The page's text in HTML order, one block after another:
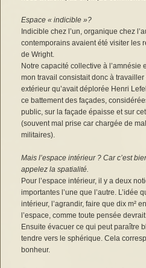
Espace « indicible »?
Indicible chez l’un, organique chez
contemporains avaient été visiter les
de Wright.
Notre capacité collective à l’amnésie
mon travail consistait donc à travailler
extérieur qu’avait déplorée Henri
ce battement des façades,
public, sur la façade épaisse et sur
(souvent mal prise car chargée de
militaires).
Mais l’espace intérieur ? Car c’est
appelez la spatialité.
Pour l’espace intérieur, il y a deux
importantes l’une que l’autre. L’idée
intérieur, l’agrandir, faire que dix m²
l’espace, comme toute pensée
Ensuite évacuer ce qui peut paraître
tendre vers le sphérique. Cela
bonheur.